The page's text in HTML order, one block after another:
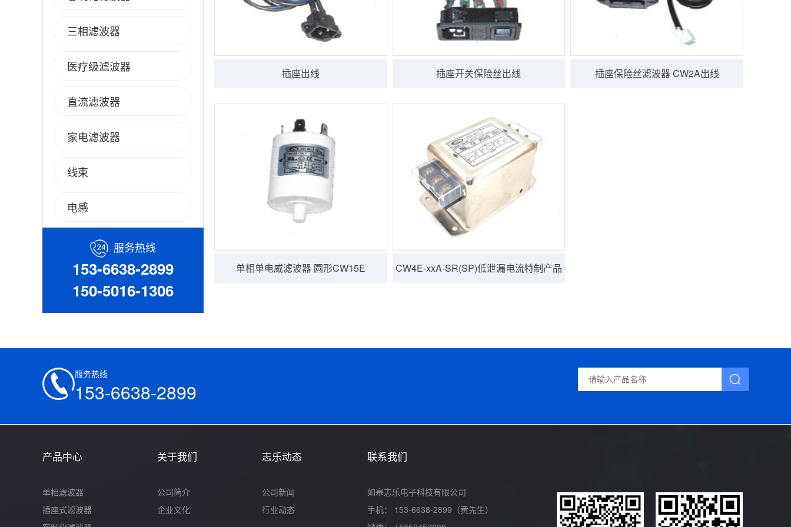
三相滤波器
医疗级滤波器
直流滤波器
家电滤波器
线束
电感
服务热线
153-6638-2899
150-5016-1306
插座出线 插座开关保险丝出线 插座保险丝滤波器 CW2A出线
单相单电威滤波器 圆形CW15E CW4E-xxA-SR(SP)低泄漏电流特制产品
服务热线
153-6638-2899
产品中心
单相滤波器
插座式滤波器
关于我们
公司简介
企业文化
志乐动态
公司新闻
行业动态
联系我们
如皋志乐电子科技有限公司
手机： 153-6638-2899（黄先生）